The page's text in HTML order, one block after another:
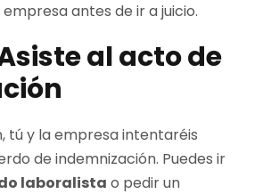
antes de ir a juicio.
al acto de
tú y la empresa intentaréis
de indemnización. Puedes ir
laboralista o pedir un